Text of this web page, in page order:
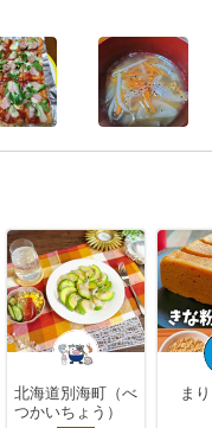
北海道別海町（べ
つかいちょう）
ま